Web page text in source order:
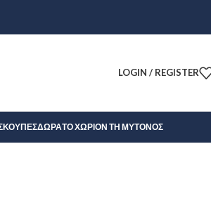
LOGIN / REGISTER
ΚΟΎΠΕΣΔΏΡΑΤΟ ΧΩΡΊΟΝ ΤΗ ΜΎΤΟΝΟΣ